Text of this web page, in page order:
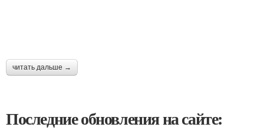
читать дальше →
Последние обновления на сайте: